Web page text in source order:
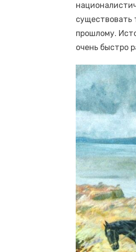
существовать
прошлому.
очень быстро